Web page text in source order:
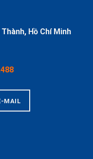
Hồ Chí Minh
MAIL